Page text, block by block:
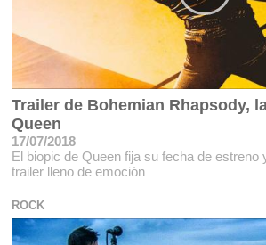
Trailer de Bohemian Rhapsody,
Queen
17/07/2018
El biopic de Queen fija su fecha de estreno
trailer lleno de emoción
ROCK